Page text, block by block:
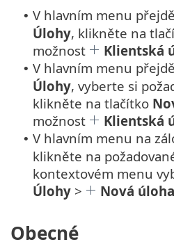
• V hlavním menu
Úlohy, klikněte na
možnost
Klientská
• V hlavním menu
Úlohy, vyberte si
klikněte na tlačítko
možnost
Klientská
• V hlavním menu na
klikněte na
kontextovém menu
Úlohy > Nová úloha
Obecné